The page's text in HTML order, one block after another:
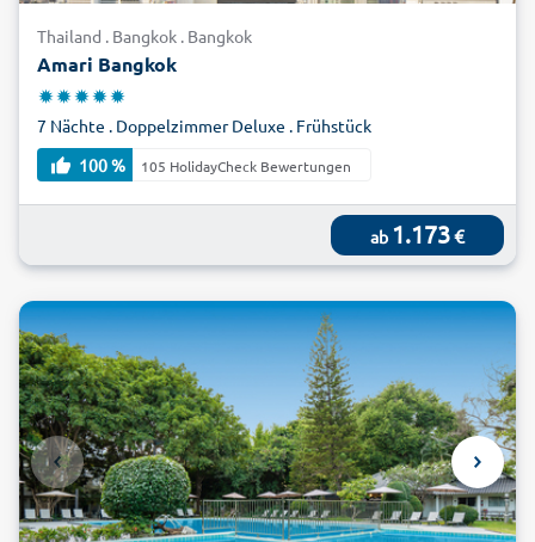
Thailands. Sehr beliebt für einen Urlaub in Bangkok sind
Pauschalreisen. Buchen Sie jetzt Ihren Urlaub in Bangkok
zum günstigen Preis bei alltours.
Thailand . Bangkok . Bangkok
Amari Bangkok
7 Nächte . Doppelzimmer Deluxe . Frühstück
100 %
105 HolidayCheck Bewertungen
ab 1.173€